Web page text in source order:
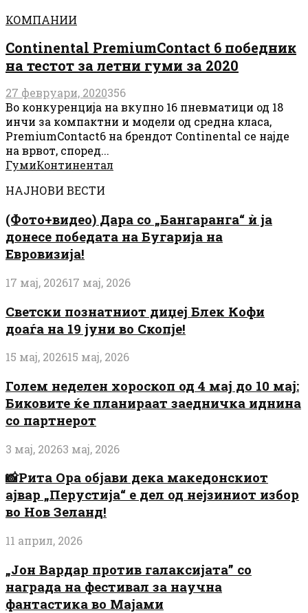
КОМПАНИИ
Continental PremiumContact 6 победник
на тестот за летни гуми за 2020
27 февруари, 2020356
Во конкуренција на вкупно 16 пневматици од 18
инчи за компактни и модели од средна класа,
PremiumContact6 на брендот Continental се најде
на врвот, според...
ГумиКонтинентал
НАЈНОВИ ВЕСТИ
(Фото+видео) Дара со „Бангаранга“ ѝ ја
донесе победата на Бугарија на
Евровизија!
17 мај, 202617 мај, 2026
Светски познатниот диџеј Блек Кофи
доаѓа на 19 јуни во Скопје!
15 мај, 202615 мај, 2026
Голем неделен хороскоп од 4 мај до 10 мај:
Биковите ќе планираат заедничка иднина
со партнерот
3 мај, 20263 мај, 2026
📸Рита Ора објави дека македонскиот
ајвар „Перустија“ е дел од нејзиниот избор
во Нов Зеланд!
11 април, 2026
„Јон Вардар против галаксијата” со
награда на фестивал за научна
фантастика во Мајами